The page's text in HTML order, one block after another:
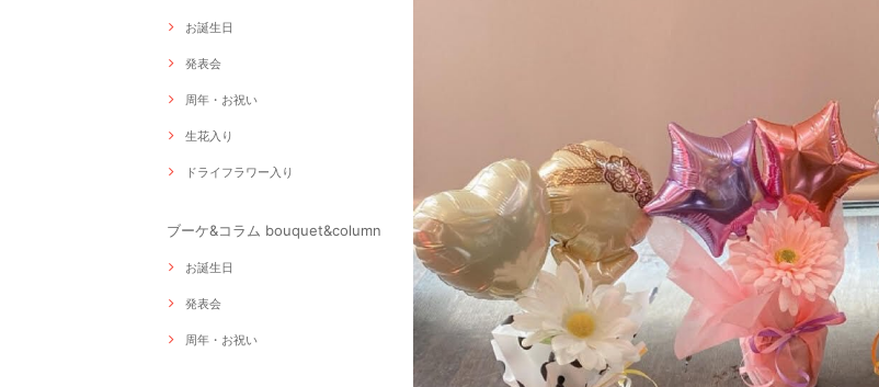
お誕生日
発表会
周年・お祝い
生花入り
ドライフラワー入り
ブーケ&コラム bouquet&column
お誕生日
発表会
周年・お祝い